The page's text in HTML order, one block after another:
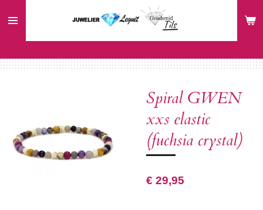
direct
hoofdinhoud
Spiral GWEN
xxs elastic
(fuchsia crystal)
€ 29,95